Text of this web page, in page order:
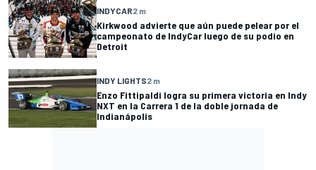
INDYCAR2 m
Kirkwood advierte que aún puede pelear por el
campeonato de IndyCar luego de su podio en
Detroit
INDY LIGHTS2 m
Enzo Fittipaldi logra su primera victoria en Indy
NXT en la Carrera 1 de la doble jornada de
Indianápolis